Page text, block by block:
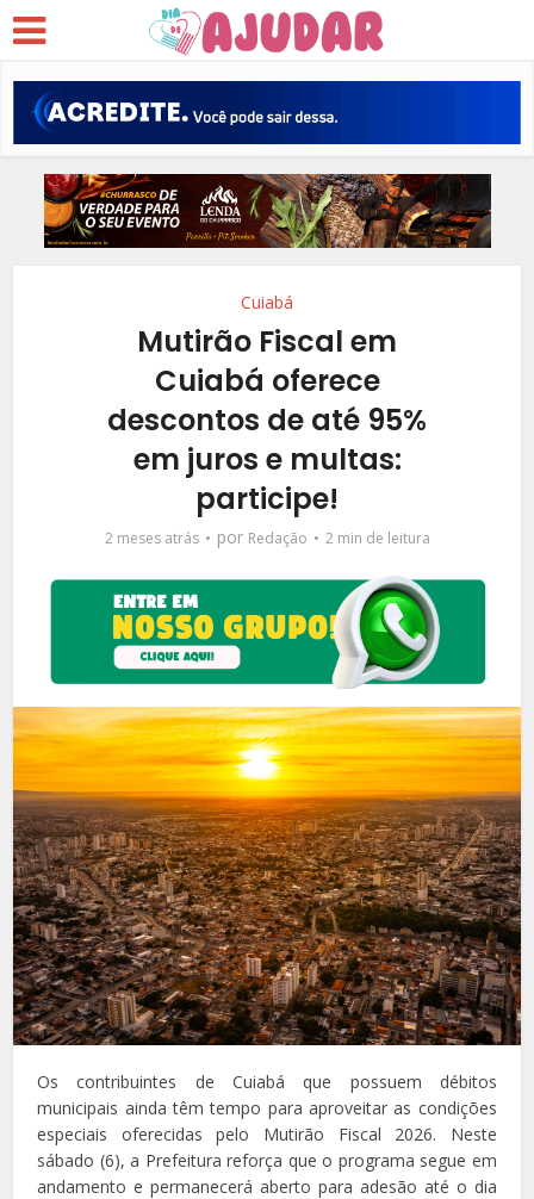
Cuiabá
Mutirão Fiscal em
Cuiabá oferece
descontos de até 95%
em juros e multas:
participe!
2 meses atrás por Redação 2 min de leitura
Os contribuintes de Cuiabá que possuem débitos
municipais ainda têm tempo para aproveitar as condições
especiais oferecidas pelo Mutirão Fiscal 2026. Neste
sábado (6), a Prefeitura reforça que o programa segue em
andamento e permanecerá aberto para adesão até o dia